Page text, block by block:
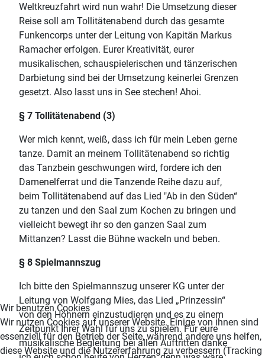
Weltkreuzfahrt wird nun wahr! Die Umsetzung dieser
Reise soll am Tollitätenabend durch das gesamte
Funkencorps unter der Leitung von Kapitän Markus
Ramacher erfolgen. Eurer Kreativität, eurer
musikalischen, schauspielerischen und tänzerischen
Darbietung sind bei der Umsetzung keinerlei Grenzen
gesetzt. Also lasst uns in See stechen! Ahoi.
§ 7 Tollitätenabend (3)
Wer mich kennt, weiß, dass ich für mein Leben gerne
tanze. Damit an meinem Tollitätenabend so richtig
das Tanzbein geschwungen wird, fordere ich den
Damenelferrat und die Tanzende Reihe dazu auf,
beim Tollitätenabend auf das Lied "Ab in den Süden“
zu tanzen und den Saal zum Kochen zu bringen und
vielleicht bewegt ihr so den ganzen Saal zum
Mittanzen? Lasst die Bühne wackeln und beben.
§ 8 Spielmannszug
Ich bitte den Spielmannszug unserer KG unter der
Leitung von Wolfgang Mies, das Lied „Prinzessin“
von den Höhnern einzustudieren und es zu einem
Zeitpunkt Ihrer Wahl für uns zu spielen. Für eure
musikalische Begleitung bei allen Auftritten danke
Wir benutzen Cookies
Wir nutzen Cookies auf unserer Website. Einige von ihnen sind
essenziell für den Betrieb der Seite, während andere uns helfen,
diese Website und die Nutzererfahrung zu verbessern (Tracking